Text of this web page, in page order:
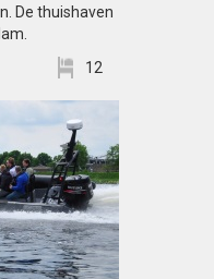
De thuishaven
12